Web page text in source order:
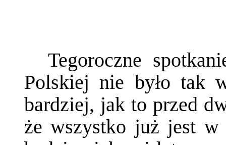
Tegoroczne
Polskiej nie było tak
bardziej, jak to przed
że wszystko już jest w